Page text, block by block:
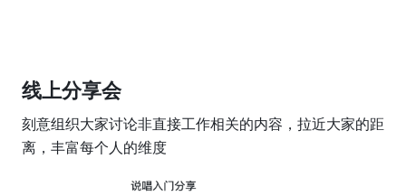
线上分享会
刻意组织大家讨论非直接工作相关的内容，拉近大家的距
离，丰富每个人的维度